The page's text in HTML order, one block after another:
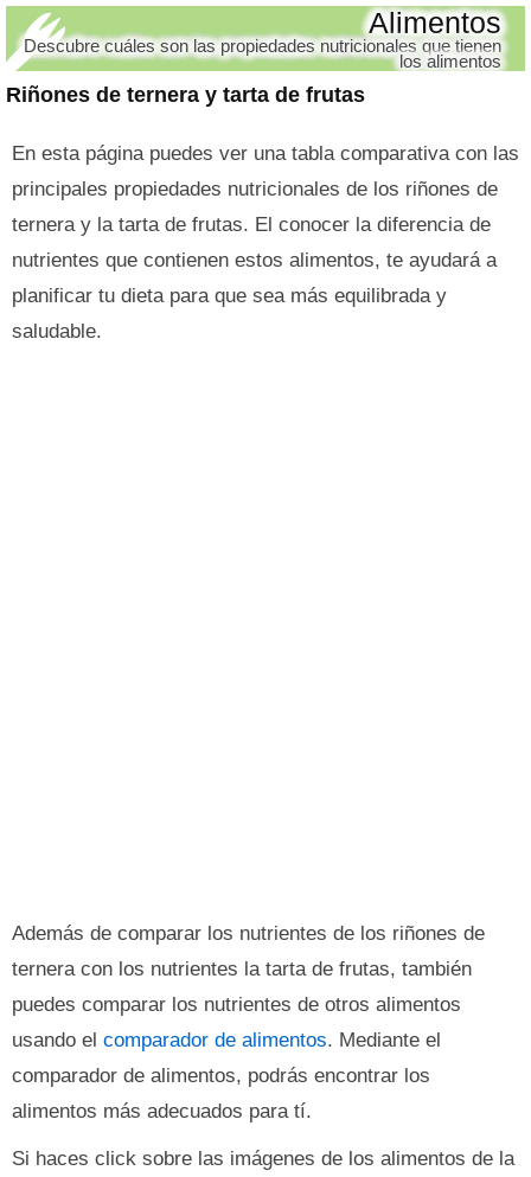
Riñones de ternera y tarta de frutas
Alimentos
Descubre cuáles son las propiedades nutricionales que tienen
los alimentos
En esta página puedes ver una tabla comparativa con las
principales propiedades nutricionales de los riñones de
ternera y la tarta de frutas. El conocer la diferencia de
nutrientes que contienen estos alimentos, te ayudará a
planificar tu dieta para que sea más equilibrada y
saludable.
Además de comparar los nutrientes de los riñones de
ternera con los nutrientes la tarta de frutas, también
puedes comparar los nutrientes de otros alimentos
usando el comparador de alimentos. Mediante el
comparador de alimentos, podrás encontrar los
alimentos más adecuados para tí.
Si haces click sobre las imágenes de los alimentos de la